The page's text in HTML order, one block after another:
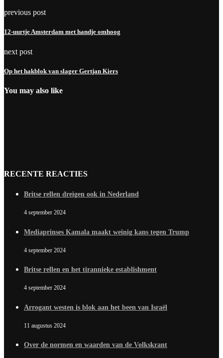
previous post
12-uurtje Amsterdam met handje omhoog
next post
Op het hakblok van slager Gertjan Kiers
You may also like
RECENTE REACTIES
Britse rellen dreigen ook in Nederland
4 september 2024
Mediaprinses Kamala maakt weinig kans tegen Trump
4 september 2024
Britse rellen en het tirannieke establishment
4 september 2024
Arrogant westen is blok aan het been van Israël
11 augustus 2024
Over de normen en waarden van de Volkskrant